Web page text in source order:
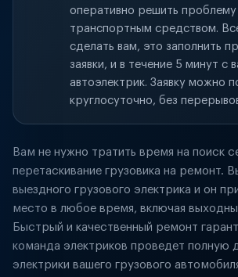
оперативно решить проблему
транспортным средством.
сделать вам, это заполнить
заявки, и в течение 5 минут с
автоэлектрик. Заявку можно
круглосуточно, без
Вам не нужно тратить время на поиск
перетаскивание грузовика на ремонт.
выездного грузового электрика и он
место в любое время, включая
Быстрый и качественный ремонт
команда электриков проведет полную
электрики вашего грузового